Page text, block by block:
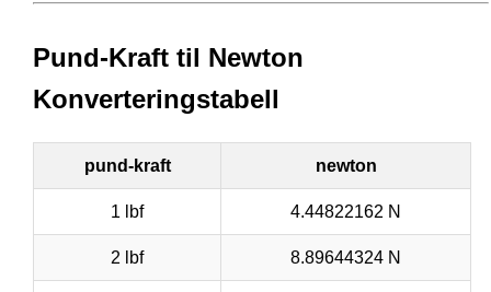
Pund-Kraft til Newton
Konverteringstabell
pund-kraft newton
1 lbf 4.44822162 N
2 lbf 8.89644324 N